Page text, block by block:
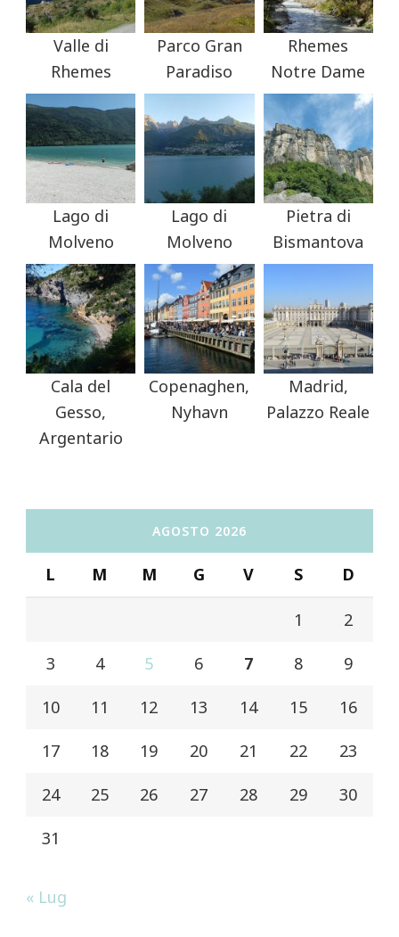
Valle di
Rhemes
Parco Gran
Paradiso
Rhemes
Notre Dame
Lago di
Molveno
Lago di
Molveno
Pietra di
Bismantova
Cala del
Gesso,
Argentario
Copenaghen,
Nyhavn
Madrid,
Palazzo Reale
AGOSTO 2026
L M M G V S D
1 2
3 4 5 6 7 8 9
10 11 12 13 14 15 16
17 18 19 20 21 22 23
24 25 26 27 28 29 30
31
« Lug